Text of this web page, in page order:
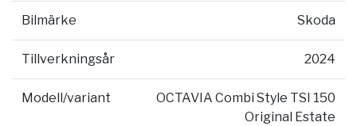
Bilmärke Skoda
Tillverkningsår 2024
Modell/variant
OCTAVIA Combi Style TSI 150
Original Estate